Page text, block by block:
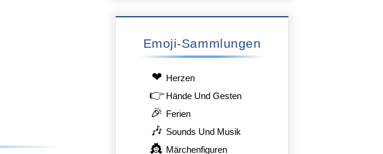
Emoji-Sammlungen
❤ Herzen
👉 Hände Und Gesten
🎉 Ferien
🎶 Sounds Und Musik
👸 Märchenfiguren